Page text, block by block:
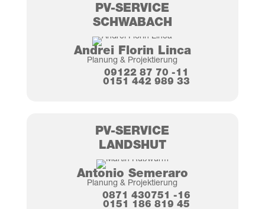
PV-SER­VICE
SCHWA­BACH
And­rei Flo­rin Linca
Pla­nung & Projektierung
09122 87 70 ‑11
0151 442 989 33
PV-SER­VICE
LANDS­HUT
Anto­nio Semeraro
Pla­nung & Projektierung
0871 430751 ‑16
0151 186 819 45